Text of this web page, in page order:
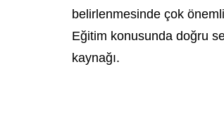
belirlenmesinde çok
Eğitim konusunda doğru
kaynağı.